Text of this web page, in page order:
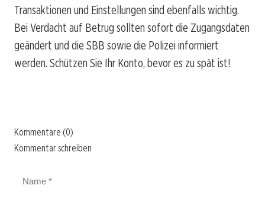
Transaktionen und Einstellungen sind ebenfalls wichtig.
Bei Verdacht auf Betrug sollten sofort die Zugangsdaten
geändert und die SBB sowie die Polizei informiert
werden. Schützen Sie Ihr Konto, bevor es zu spät ist!
Kommentare (0)
Kommentar schreiben